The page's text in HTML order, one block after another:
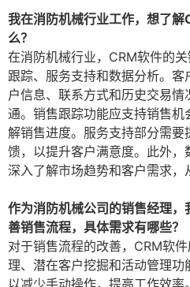
我在消防机械行业工作，想了
么？
在消防机械行业，CRM软件的
跟踪、服务支持和数据分析。
户信息、联系方式和历史交易
通。销售跟踪功能应支持销售机
解销售进度。服务支持部分需要
馈，以提升客户满意度。此外
深入了解市场趋势和客户需求，
作为消防机械公司的销售经理
善销售流程，具体需求有哪些？
对于销售流程的改善，CRM软
理、潜在客户挖掘和活动管理